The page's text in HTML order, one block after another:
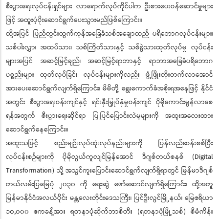
စီးပွားရေးလုပ်ငန်းရှင်များ လာရောက်လုပ်ကိုင်ပါက ဦးစားပေးဝန်ဆောင်မှုများ
ဖြင့် အထူးပံ့ပိုးဆောင်ရွက်ပေးသွားမည်ဖြစ်ကြောင်း။
ထို့အပြင် ပြည်တွင်းထွက်ကုန်အခြေခံသစ်အချောထည် ပရိဘောဂလုပ်ငန်းများ၊
သစ်ပါးလွှာ၊ အထပ်သား၊ သစ်ကြိတ်သားနှင့် သစ်ခွဲသားထုတ်လုပ်မှု လုပ်ငန်း
များအပြင် အဆင့်မြင့်ချည်၊ အဆင့်မြင့်ရာဘာနှင့် ရာဘာအခြေခံပရိဘောဂ
ပစ္စည်းများ ထုတ်လုပ်ခြင်း လုပ်ငန်းများကိုလည်း ဖွံ့ဖြိုးတိုးတက်လာအောင်
အားပေးဆောင်ရွက်လျက်ရှိကြောင်း၊ မိမိတို့ ရွေးကောက်ခံအစိုးရအနေဖြင့် နိုင်ငံ
အတွင်း စီးပွားရေးဝန်းကျင်နှင့် ရင်းနှီးမြှုပ်နှံမှုဝန်းကျင် ပိုမိုကောင်းမွန်လာစေ
ရန်အတွက် စီးပွားရေးဆိုင်ရာ ပြုပြင်ပြောင်းလဲမှုများကို အထူးအလေးထား
ဆောင်ရွက်နေကြောင်း။
အထူးသဖြင့် စည်းမျဉ်းလုပ်ထုံးလုပ်နည်းများကို ပြန်လည်ဆန်းစစ်ပြီး
လုပ်ငန်းစဉ်များကို ပိုမိုလွယ်ကူလျင်မြန်အောင် ဒီဂျစ်တယ်စနစ် (Digital
Transformation) သို့ အသွင်ကူးပြောင်းဆောင်ရွက်လျက်ရှိရာတွင် မြန်မာဒီဂျစ်
တယ်လမ်းပြမြေပုံ ၂၀၃၀ ကို ရေးဆွဲ ဖော်ဆောင်လျက်ရှိကြောင်း၊ ထို့အတူ
မြန်မာနိုင်ငံအလယ်ပိုင်း မန္တလေးတိုင်းဒေသကြီး၊ ပြင်ဦးလွင်မြို့နယ်၊ မြေဧရိယာ
၁၀,၀၀၀ ဧကခန့်အား ရတနာပုံဆိုက်ဘာစီတီး (ရတနာပုံမြို့သစ်) စီမံကိန်း